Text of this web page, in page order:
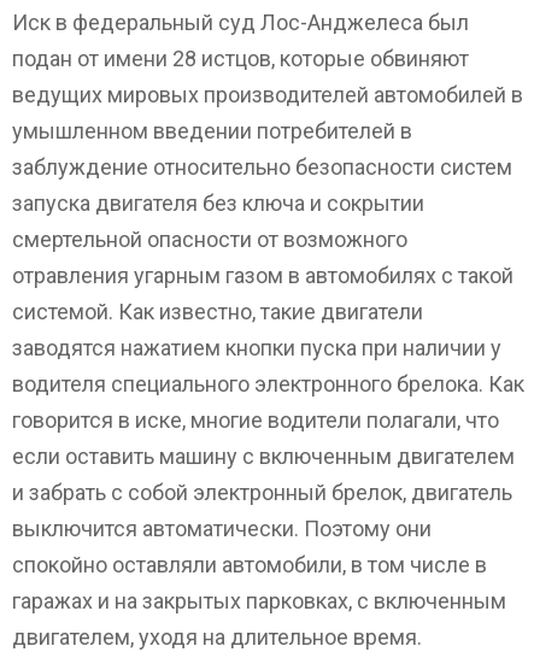
Иск в федеральный суд Лос-Анджелеса был
подан от имени 28 истцов, которые обвиняют
ведущих мировых производителей автомобилей в
умышленном введении потребителей в
заблуждение относительно безопасности систем
запуска двигателя без ключа и сокрытии
смертельной опасности от возможного
отравления угарным газом в автомобилях с такой
системой. Как известно, такие двигатели
заводятся нажатием кнопки пуска при наличии у
водителя специального электронного брелока. Как
говорится в иске, многие водители полагали, что
если оставить машину с включенным двигателем
и забрать с собой электронный брелок, двигатель
выключится автоматически. Поэтому они
спокойно оставляли автомобили, в том числе в
гаражах и на закрытых парковках, с включенным
двигателем, уходя на длительное время.